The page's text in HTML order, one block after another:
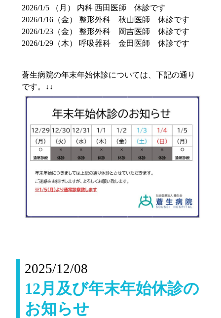
2026/1/5 （月） 内科 西田医師 休診です
2026/1/16（金） 整形外科 秋山医師 休診です
2026/1/23（金） 整形外科 岡吉医師 休診です
2026/1/29（木） 呼吸器科 金田医師 休診です
蒼生病院の年末年始休診については、下記の通り
です。↓↓
2025/12/08
12月及び年末年始休診の
お知らせ